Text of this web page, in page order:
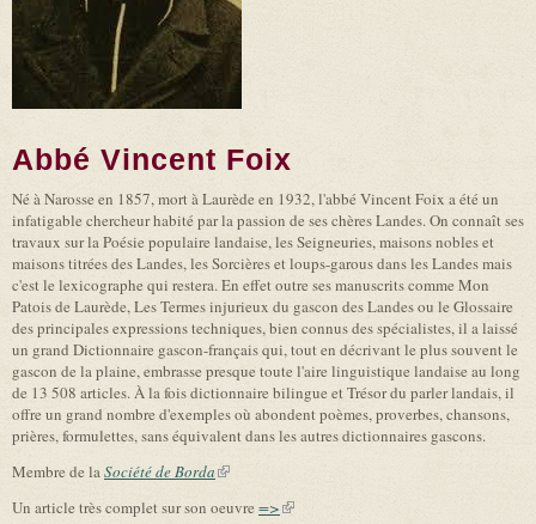
Abbé Vincent Foix
Né à Narosse en 1857, mort à Laurède en 1932, l'abbé Vincent Foix a été un
infatigable chercheur habité par la passion de ses chères Landes. On connaît ses
travaux sur la Poésie populaire landaise, les Seigneuries, maisons nobles et
maisons titrées des Landes, les Sorcières et loups-garous dans les Landes mais
c'est le lexicographe qui restera. En effet outre ses manuscrits comme Mon
Patois de Laurède, Les Termes injurieux du gascon des Landes ou le Glossaire
des principales expressions techniques, bien connus des spécialistes, il a laissé
un grand Dictionnaire gascon-français qui, tout en décrivant le plus souvent le
gascon de la plaine, embrasse presque toute l'aire linguistique landaise au long
de 13 508 articles. À la fois dictionnaire bilingue et Trésor du parler landais, il
offre un grand nombre d'exemples où abondent poèmes, proverbes, chansons,
prières, formulettes, sans équivalent dans les autres dictionnaires gascons.
Membre de laSociété de Borda(link is external)
Un article très complet sur son oeuvre=>(link is external)